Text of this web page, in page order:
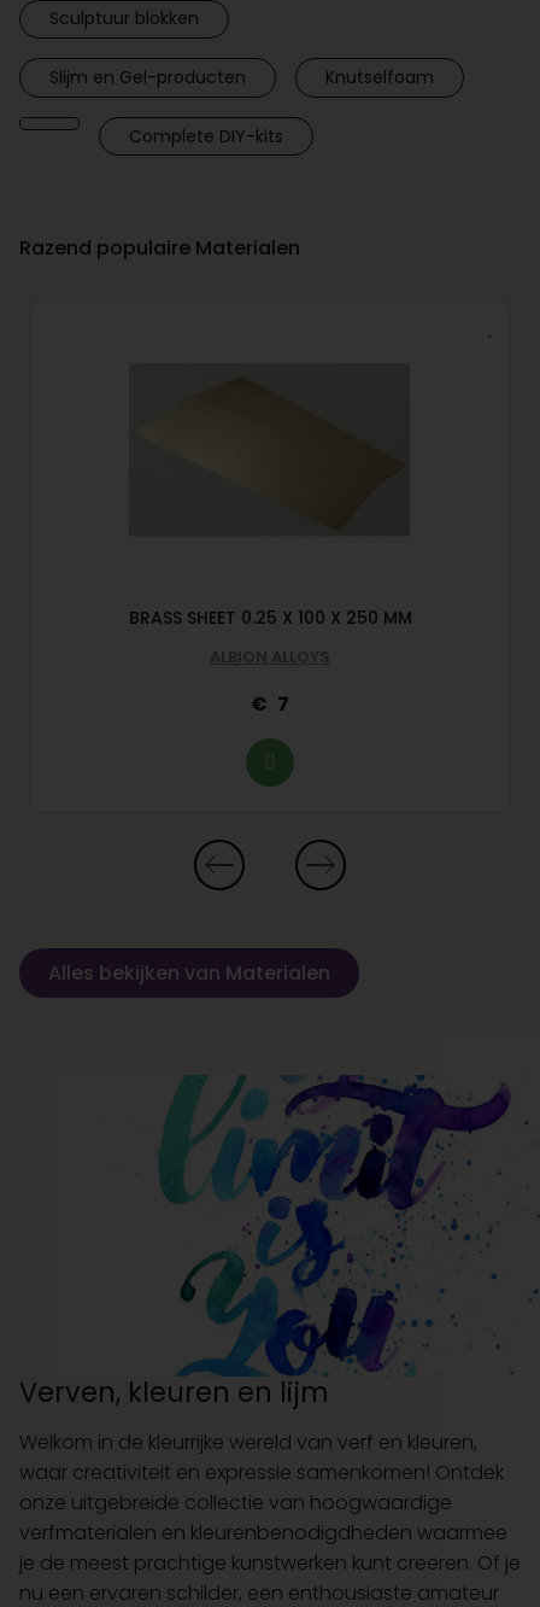
Sculptuur blokken
Slijm en Gel-producten Knutselfoam
Complete DIY-kits
Razend populaire Materialen
BRASS SHEET 0.25 X 100 X 250 MM
ALBION ALLOYS
7
Alles bekijken van Materialen
Verven, kleuren en lijm
Welkom in de kleurrijke wereld van verf en kleuren,
waar creativiteit en expressie samenkomen! Ontdek
onze uitgebreide collectie van hoogwaardige
verfmaterialen en kleurenbenodigdheden waarmee
je de meest prachtige kunstwerken kunt creëren. Of je
nu een ervaren schilder, een enthousiaste amateur